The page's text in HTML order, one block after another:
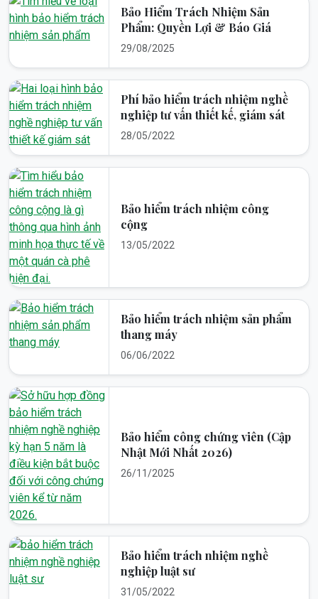
Bảo Hiểm Trách Nhiệm Sản
Phẩm: Quyền Lợi & Báo Giá
29/08/2025
Phí bảo hiểm trách nhiệm nghề
nghiệp tư vấn thiết kế, giám sát
28/05/2022
Bảo hiểm trách nhiệm công
cộng
13/05/2022
Bảo hiểm trách nhiệm sản phẩm
thang máy
06/06/2022
Bảo hiểm công chứng viên (Cập
Nhật Mới Nhất 2026)
26/11/2025
Bảo hiểm trách nhiệm nghề
nghiệp luật sư
31/05/2022